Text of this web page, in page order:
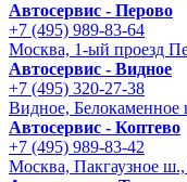
Автосервис - Перово
+7 (495) 989-83-64
Москва, 1-ый проезд
Автосервис - Видное
+7 (495) 320-27-38
Видное, Белокаменное
Автосервис - Коптево
+7 (495) 989-83-42
Москва, Пакгаузное ш.,